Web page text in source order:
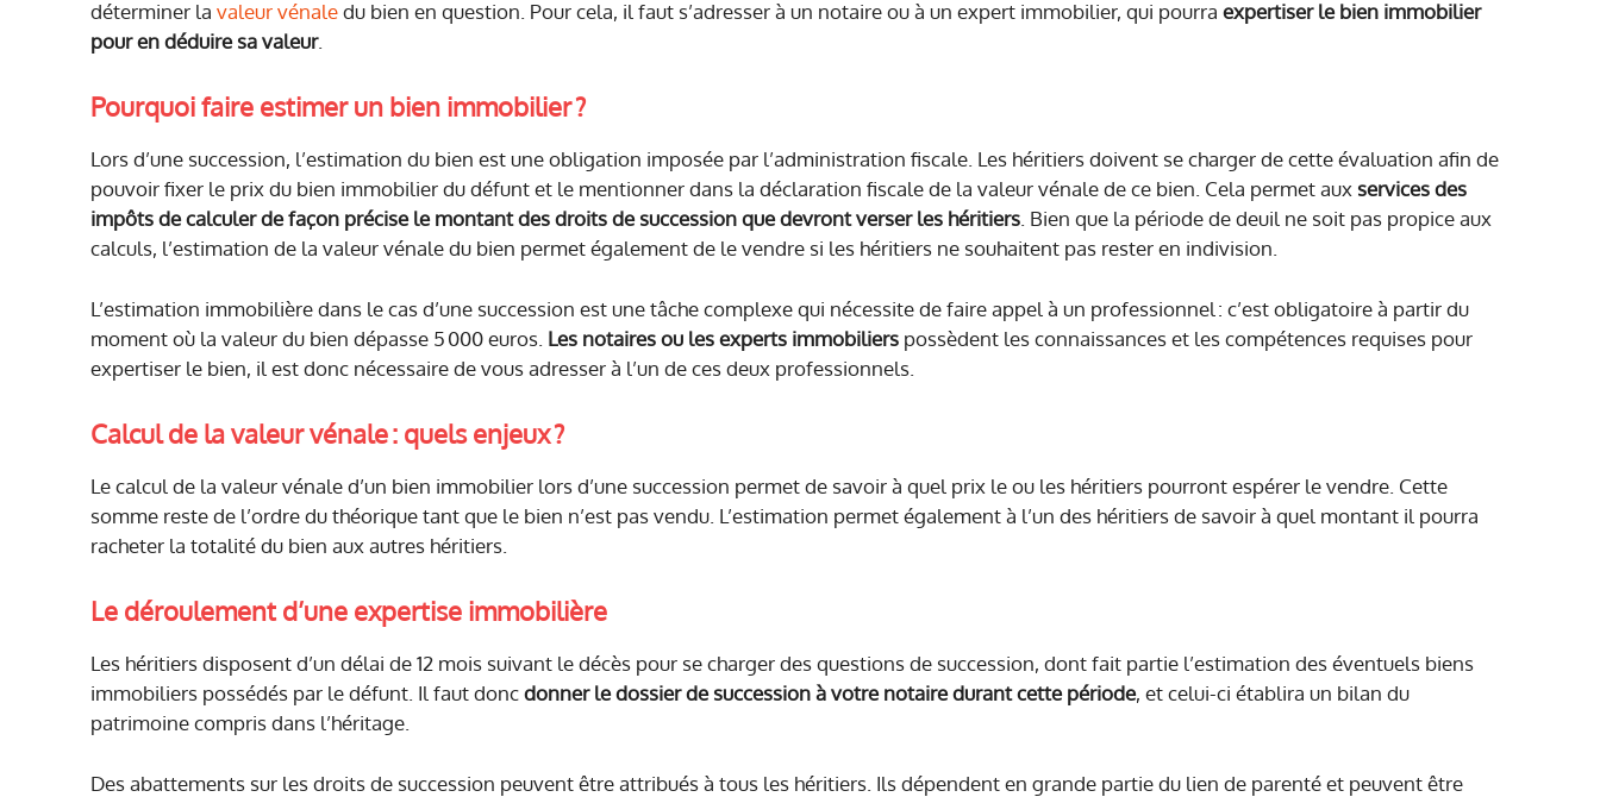
déterminer la valeur vénaledu bien en question. Pour cela, il faut s’adresser à un notaire ou à un expert immobilier, qui pourra expertiser le bien immobilier
pour en déduire sa valeur.
Pourquoi faire estimer un bien immobilier ?
Lors d’une succession, l’estimation du bien est une obligation imposée par l’administration fiscale. Les héritiers doivent se charger de cette évaluation afin de
pouvoir fixer le prix du bien immobilier du défunt et le mentionner dans la déclaration fiscale de la valeur vénale de ce bien. Cela permet aux services des
impôts de calculer de façon précise le montant des droits de succession que devront verser les héritiers . Bien que la période de deuil ne soit pas propice aux
calculs, l’estimation de la valeur vénale du bien permet également de le vendre si les héritiers ne souhaitent pas rester en indivision.
L’estimation immobilière dans le cas d’une succession est une tâche complexe qui nécessite de faire appel à un professionnel : c’est obligatoire à partir du
moment où la valeur du bien dépasse 5 000 euros. Les notaires ou les experts immobiliers possèdent les connaissances et les compétences requises pour
expertiser le bien, il est donc nécessaire de vous adresser à l’un de ces deux professionnels.
Calcul de la valeur vénale : quels enjeux ?
Le calcul de la valeur vénale d’un bien immobilier lors d’une succession permet de savoir à quel prix le ou les héritiers pourront espérer le vendre. Cette
somme reste de l’ordre du théorique tant que le bien n’est pas vendu. L’estimation permet également à l’un des héritiers de savoir à quel montant il pourra
racheter la totalité du bien aux autres héritiers.
Le déroulement d’une expertise immobilière
Les héritiers disposent d’un délai de 12 mois suivant le décès pour se charger des questions de succession, dont fait partie l’estimation des éventuels biens
immobiliers possédés par le défunt. Il faut doncdonner le dossier de succession à votre notaire durant cette période, et celui-ci établira un bilan du
patrimoine compris dans l’héritage.
Des abattements sur les droits de succession peuvent être attribués à tous les héritiers. Ils dépendent en grande partie du lien de parenté et peuvent être